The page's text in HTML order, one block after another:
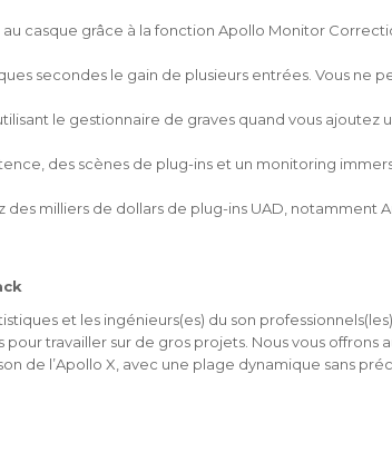
casque grâce à la fonction Apollo Monitor
secondes le gain de plusieurs entrées. Vous ne
le gestionnaire de graves quand vous ajoutez
des scènes de plug-ins et un monitoring
milliers de dollars de plug-ins UAD, notamment
et les ingénieurs(es) du son
travailler sur de gros projets. Nous vous offrons
de l’Apollo X, avec une plage dynamique sans